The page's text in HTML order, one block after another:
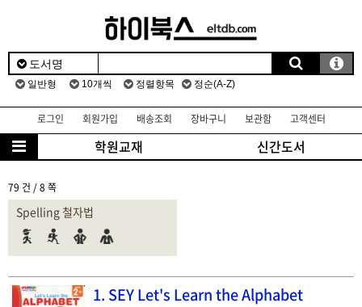
학원교재 신간도서
로그인 회원가입 배송조회 장바구니 보관함 고객센터
79 건 / 8 쪽
Spelling 철자법
1. SEY Let's Learn the Alphabet